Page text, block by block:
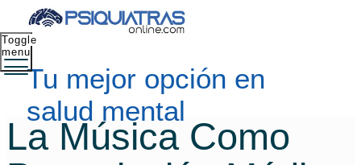
Tu mejor opción en
salud mental
Toggle
menu
La Música Como